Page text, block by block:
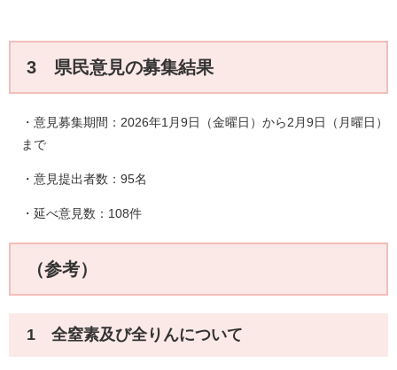
3 県民意見の募集結果
・意見募集期間：2026年1月9日（金曜日）から2月9日（月曜日）
まで
・意見提出者数：95名
・延べ意見数：108件
（参考）
1 全窒素及び全りんについて